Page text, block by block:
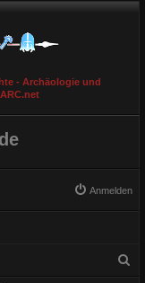
- Archäologie und
Anmelden